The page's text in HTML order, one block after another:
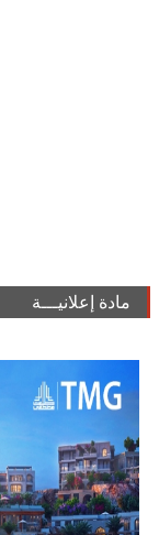
مادة إعلانيـــة